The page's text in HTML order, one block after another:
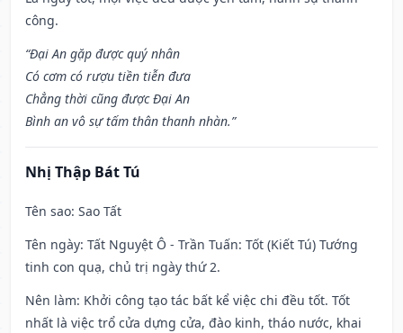
công.
“Đại An gặp được quý nhân
Có cơm có rượu tiền tiễn đưa
Chẳng thời cũng được Đại An
Bình an vô sự tấm thân thanh nhàn.”
Nhị Thập Bát Tú
Tên sao: Sao Tất
Tên ngày: Tất Nguyệt Ô - Trần Tuấn: Tốt (Kiết Tú) Tướng
tinh con quạ, chủ trị ngày thứ 2.
Nên làm: Khởi công tạo tác bất kể việc chi đều tốt. Tốt
nhất là việc trổ cửa dựng cửa, đào kinh, tháo nước, khai